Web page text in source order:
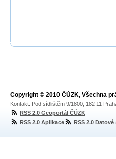
Copyright © 2010 ČÚZK, Všechna
Kontakt: Pod sídlištěm 9/1800, 182 11
RSS 2.0 Geoportál ČÚZK
RSS 2.0 Aplikace
RSS 2.0 Datové